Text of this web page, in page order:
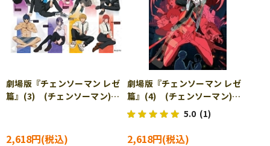
劇場版『チェンソーマン レゼ
篇』(3) (チェンソーマン)
2,618円
劇場版『チェンソーマン レゼ
篇』(4) (チェンソーマン)
1000ピース ジグソーパズ
ル ENS-1000T-559
5.0 (1)
2,618円